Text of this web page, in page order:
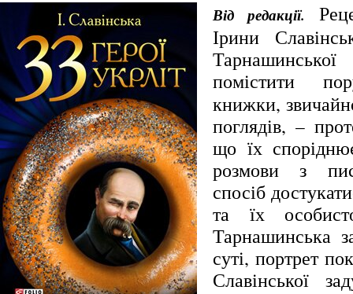
Від редакції.
Ірини
помістити
книжки,
поглядів, –
що їх
розмови з
спосіб
та їх
Тарнашинська
суті, портрет
Славінської